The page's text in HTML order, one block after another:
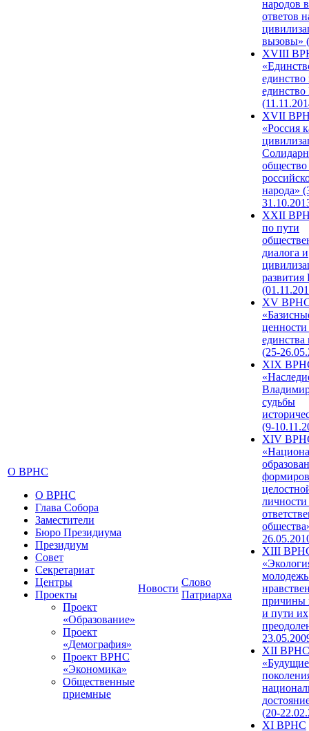
О ВРНС
О ВРНС
Глава Собора
Заместители
Бюро Президиума
Президиум
Совет
Секретариат
Центры
Проекты
Проект
«Образование»
Проект
«Демография»
Проект ВРНС
«Экономика»
Общественные
приемные
Новости
Слово
Патриарха
народов
ответов
вызовы»
XVIII
единство
единство
XVII
«Россия
народа»
XXII
по пути
диалога и
развития
XV
единства
(25-
XIX
судьбы
(9-
XIV
XIII
причины
и пути их
XII ВРНС
«Будущие
(20-
XI ВРНС